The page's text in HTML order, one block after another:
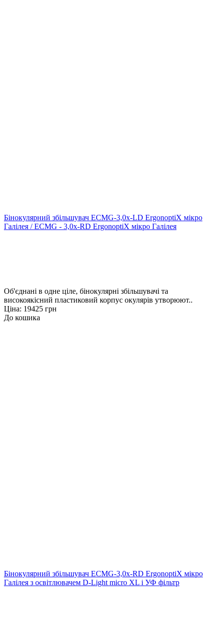
Бінокулярний збільшувач ECMG-3,0x-LD ErgonoptiX мікро
Галілея / ECMG - 3,0x-RD ErgonoptiX мікро Галілея
Об'єднані в одне ціле, бінокулярні збільшувачі та
високоякісний пластиковий корпус окулярів утворюют..
Ціна: 19425 грн
До кошика
Бінокулярний збільшувач ECMG-3,0x-RD ErgonoptiX мікро
Галілея з освітлювачем D-Light micro XL і УФ фільтр